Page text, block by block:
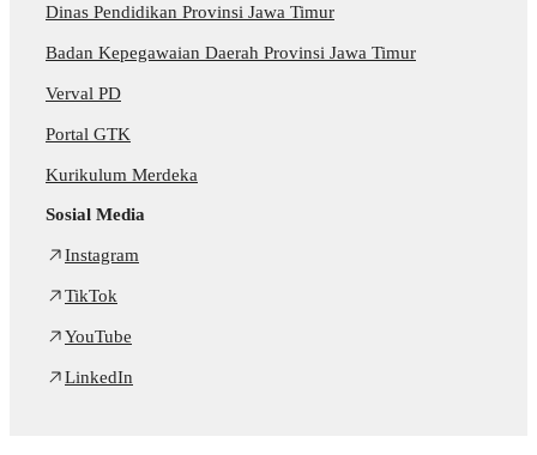
Dinas Pendidikan Provinsi Jawa Timur
Badan Kepegawaian Daerah Provinsi Jawa Timur
Verval PD
Portal GTK
Kurikulum Merdeka
Sosial Media
Instagram
TikTok
YouTube
LinkedIn